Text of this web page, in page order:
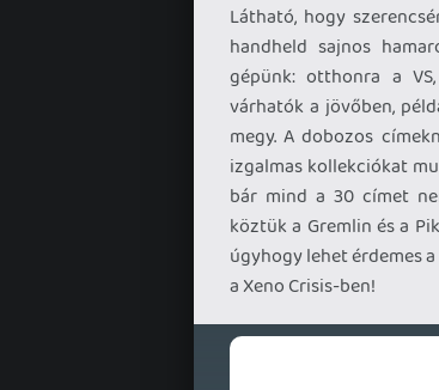
Látható, hogy
handheld sajnos
gépünk: otthonra a
várhatók a jövőben,
megy. A dobozos
izgalmas kollekciókat
bár mind a 30 címet
köztük a Gremlin és a
úgyhogy lehet érdemes
a Xeno Crisis-ben!